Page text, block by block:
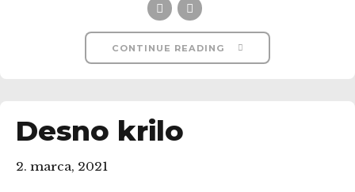
CONTINUE READING
Desno krilo
2. marca, 2021